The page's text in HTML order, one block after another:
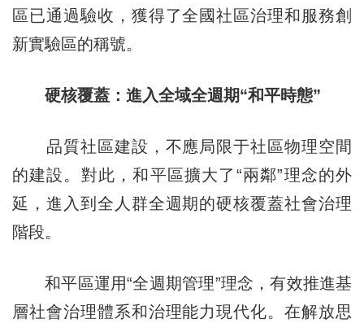
區已通過驗收，獲得了全國社區治理和服務創
新實驗區的稱號。
硬核覆蓋：進入全域全週期“和平時態”
品質社區建設，不應局限于社區物理空間
的建設。對此，和平區擴大了“兩鄰”理念的外
延，進入到全人群全週期的硬核覆蓋社會治理
階段。
和平區運用“全週期管理”理念，有效推進基
層社會治理體系和治理能力現代化。在解放思